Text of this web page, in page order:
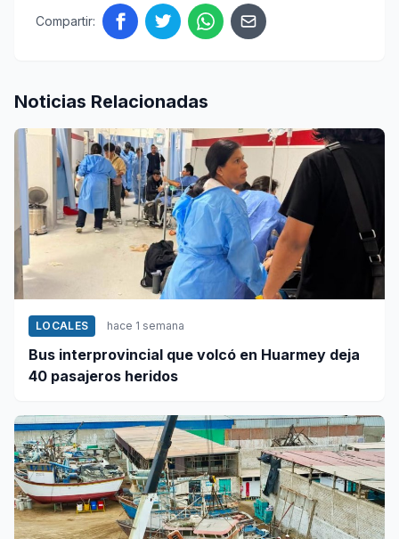
Compartir:
Noticias Relacionadas
LOCALES hace 1 semana
Bus interprovincial que volcó en Huarmey deja
40 pasajeros heridos